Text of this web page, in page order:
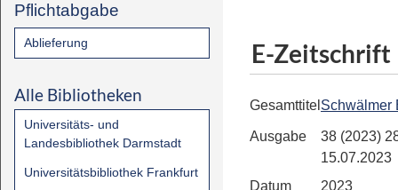
Pflichtabgabe
Ablieferung
Alle Bibliotheken
Universitäts- und
Landesbibliothek Darmstadt
Universitätsbibliothek Frankfurt
E-Zeitschrift
Gesamttitel Schwälmer
Ausgabe
38 (2023)
15.07.2023
Datum
2023